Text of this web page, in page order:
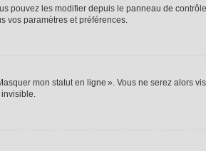
pouvez les modifier depuis le panneau de
vos paramètres et préférences.
mon statut en ligne ». Vous ne serez alors
invisible.